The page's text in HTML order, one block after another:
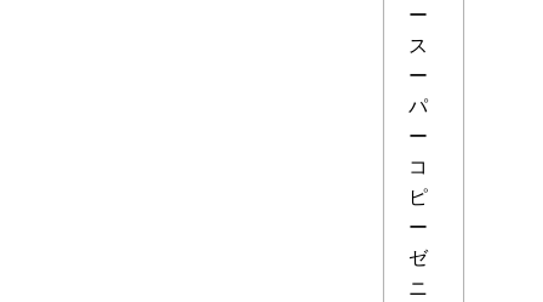
ー
ス
ー
パ
ー
コ
ピ
ー
ゼ
ニ